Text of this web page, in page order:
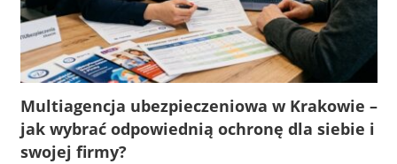
Multiagencja ubezpieczeniowa w Krakowie –
jak wybrać odpowiednią ochronę dla siebie i
swojej firmy?